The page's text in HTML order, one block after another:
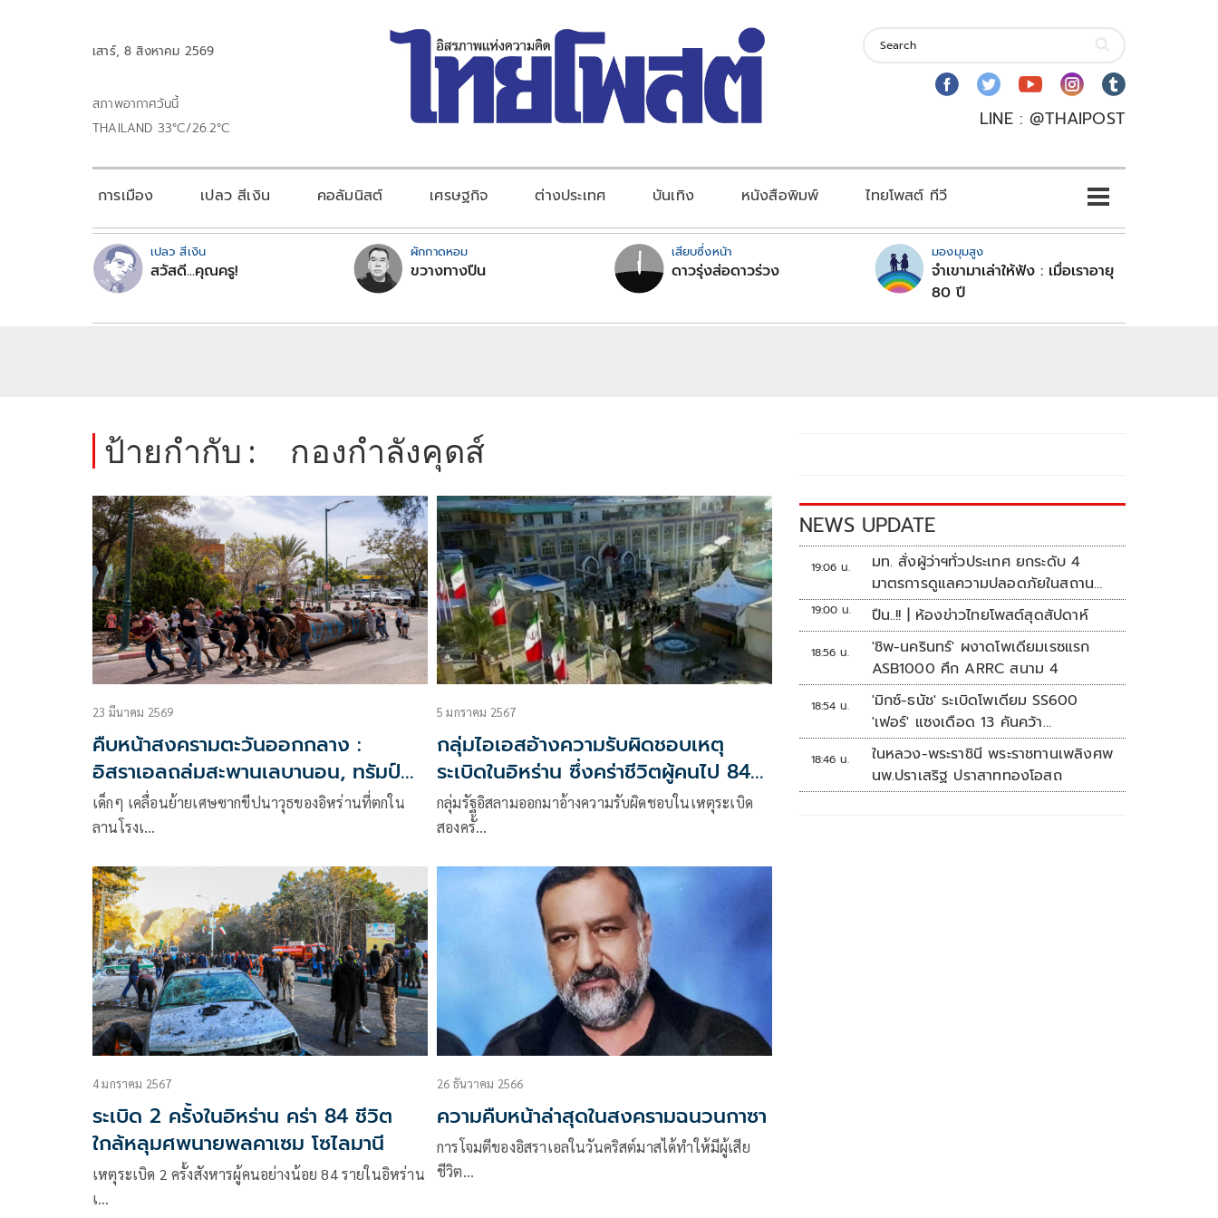
เสาร์, 8 สิงหาคม 2569
สภาพอากาศวันนี้
THAILAND 33°C/26.2°C
LINE : @THAIPOST
การเมือง เปลว สีเงิน คอลัมนิสต์ เศรษฐกิจ ต่างประเทศ บันเทิง หนังสือพิมพ์ ไทยโพสต์ ทีวี
เปลว สีเงิน
สวัสดี...คุณครู!
ผักกาดหอม
ขวางทางปืน
เสียบซึ่งหน้า
ดาวรุ่งส่อดาวร่วง
มองมุมสูง
จำเขามาเล่าให้ฟัง : เมื่อเราอายุ
80 ปี
ป้ายกำกับ : กองกำลังคุดส์
23 มีนาคม 2569
คืบหน้าสงครามตะวันออกกลาง :
อิสราเอลถล่มสะพานเลบานอน, ทรัมป์
เบรกโจมตีอิหร่านรอเจรจา
เด็กๆ เคลื่อนย้ายเศษซากขีปนาวุธของอิหร่านที่ตกใน
ลานโรงเ…
5 มกราคม 2567
กลุ่มไอเอสอ้างความรับผิดชอบเหตุ
ระเบิดในอิหร่าน ซึ่งคร่าชีวิตผู้คนไป 84
ราย
กลุ่มรัฐอิสลามออกมาอ้างความรับผิดชอบในเหตุระเบิด
สองครั้…
4 มกราคม 2567
ระเบิด 2 ครั้งในอิหร่าน คร่า 84 ชีวิต
ใกล้หลุมศพนายพลคาเซม โซไลมานี
เหตุระเบิด 2 ครั้งสังหารผู้คนอย่างน้อย 84 รายในอิหร่าน
เ…
26 ธันวาคม 2566
ความคืบหน้าล่าสุดในสงครามฉนวนกาซา
การโจมตีของอิสราเอลในวันคริสต์มาสได้ทำให้มีผู้เสีย
ชีวิต…
NEWS UPDATE
19:06 น.
มท. สั่งผู้ว่าฯทั่วประเทศ ยกระดับ 4
มาตรการดูแลความปลอดภัยในสถาน
ศึกษา
19:00 น. ปืน..!! | ห้องข่าวไทยโพสต์สุดสัปดาห์
18:56 น.
'ชิพ-นครินทร์' ผงาดโพเดียมเรซแรก
ASB1000 ศึก ARRC สนาม 4
18:54 น.
'มิกซ์-ธนัช' ระเบิดโพเดียม SS600
'เฟอร์' แซงเดือด 13 คันคว้า
แต้ม ศึก ARRC สนาม 4
18:46 น.
ในหลวง-พระราชินี พระราชทานเพลิงศพ
นพ.ปราเสริฐ ปราสาททองโอสถ